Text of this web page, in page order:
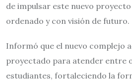
de impulsar este nuevo
ordenado y con visión de futuro.
Informó que el nuevo complejo
proyectado para atender entre
estudiantes, fortaleciendo la